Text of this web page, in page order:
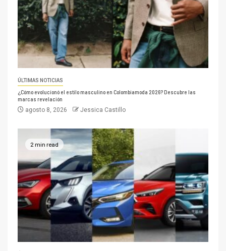
ÚLTIMAS NOTICIAS
¿Cómo evolucionó el estilo masculino en Colombiamoda 2026? Descubre las
marcas revelación
agosto 8, 2026 Jessica Castillo
2 min read